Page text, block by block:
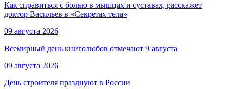
Как справиться с болью в мышцах и суставах, расскажет
доктор Васильев в «Секретах тела»
09 августа 2026
Всемирный день книголюбов отмечают 9 августа
09 августа 2026
День строителя празднуют в России